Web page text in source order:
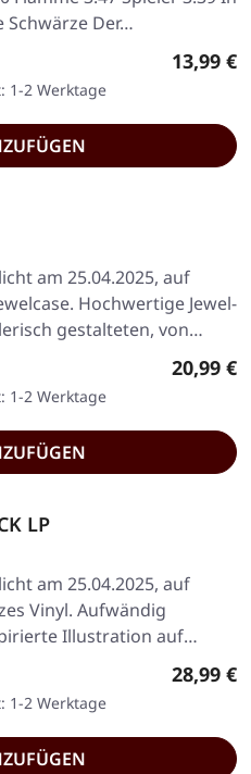
Schwärze Der…
13,99 €
1-2 Werktage
am 25.04.2025, auf
Hochwertige Jewel-
gestalteten, von…
20,99 €
1-2 Werktage
LP
am 25.04.2025, auf
Vinyl. Aufwändig
Illustration auf…
28,99 €
1-2 Werktage